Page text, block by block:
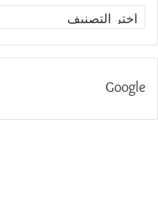
الاقسام
Google